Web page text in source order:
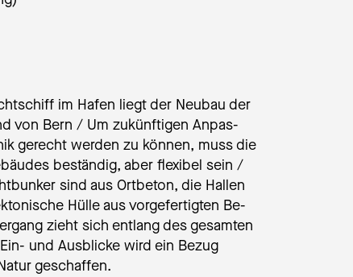
im Hafen liegt der Neubau der
von Bern / Um zu­künf­ti­gen An­pas­
gerecht werden zu können, muss die
beständig, aber flexibel sein /
sind aus Ortbeton, die Hallen
Hülle aus vor­ge­fer­tig­ten Be­
zieht sich entlang des gesamten
und Ausblicke wird ein Bezug
ge­schaf­fen.